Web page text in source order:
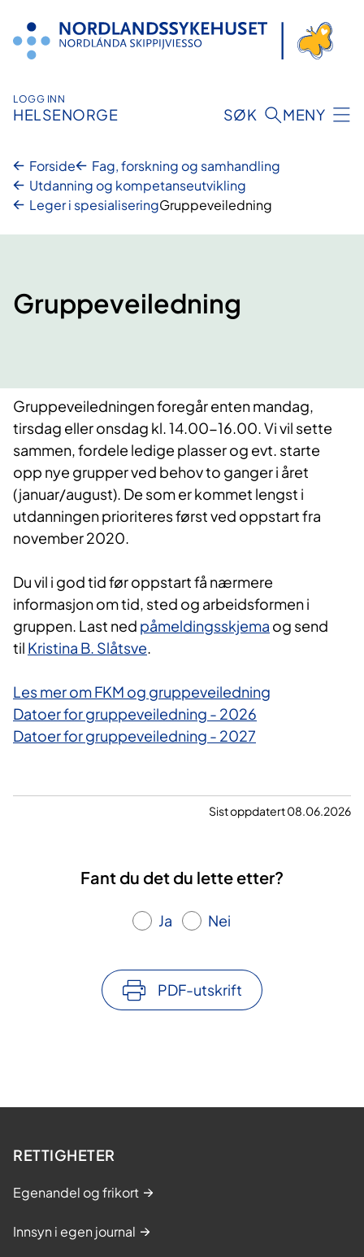
innhold
LOGG INN
HELSENORGE SØK MENY
Forside
Fag, forskning og samhandling
Utdanning og kompetanseutvikling
Leger i spesialiseringGruppeveiledning
Gruppeveiledning
Gruppeveiledningen foregår enten mandag,
tirsdag eller onsdag kl. 14.00-16.00. Vi vil sette
sammen, fordele ledige plasser og evt. starte
opp nye grupper ved behov to ganger i året
(januar/august). De som er kommet lengst i
utdanningen prioriteres først ved oppstart fra
november 2020.
Du vil i god tid før oppstart få nærmere
informasjon om tid, sted og arbeidsformen i
gruppen. Last ned påmeldingsskjema ​ og send
til Kristina B. Slåtsve.
Les mer om FKM og gruppeveiledning
Datoer for gruppeveiledning - 2026​
Datoer for gruppeveiledning - 2027
Sist oppdatert 08.06.2026
Fant du det du lette etter?
Ja Nei
PDF-utskrift
RETTIGHETER
Egenandel og frikort
Innsyn i egen journal